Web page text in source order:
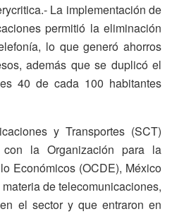
La implementación de
permitió la eliminación
lo que generó ahorros
además que se duplicó el
40 de cada 100 habitantes
y Transportes (SCT)
la Organización para la
Económicos (OCDE), México
de telecomunicaciones,
el sector y que entraron en